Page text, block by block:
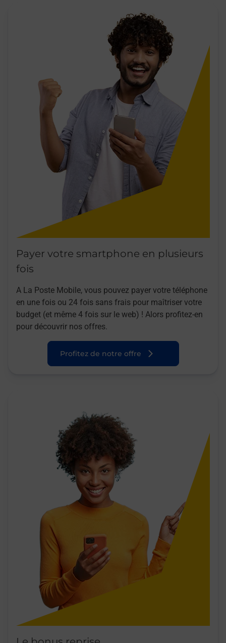
Payer votre smartphone en plusieurs
fois
A La Poste Mobile, vous pouvez payer votre téléphone
en une fois ou 24 fois sans frais pour maîtriser votre
budget (et même 4 fois sur le web) ! Alors profitez-en
pour découvrir nos offres.
Profitez de notre offre